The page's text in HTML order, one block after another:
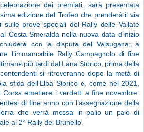
dei premiati, sarà presentata
edizione del Trofeo che prenderà il via
sulle prove speciali del Rally delle Vallate
Costa Smeralda nella nuova data d’inizio
con la disputa del Valsugana; a
l’immancabile Rally Campagnolo di fine
più tardi dal Lana Storico, prima della
si ritroveranno dopo la metà di
sfida dell’Elba Storico e, come nel 2021,
emettere i verdetti a fine novembre.
di fine anno con l’assegnazione della
che verrà messa in palio un paio di
al 2° Rally del Brunello.